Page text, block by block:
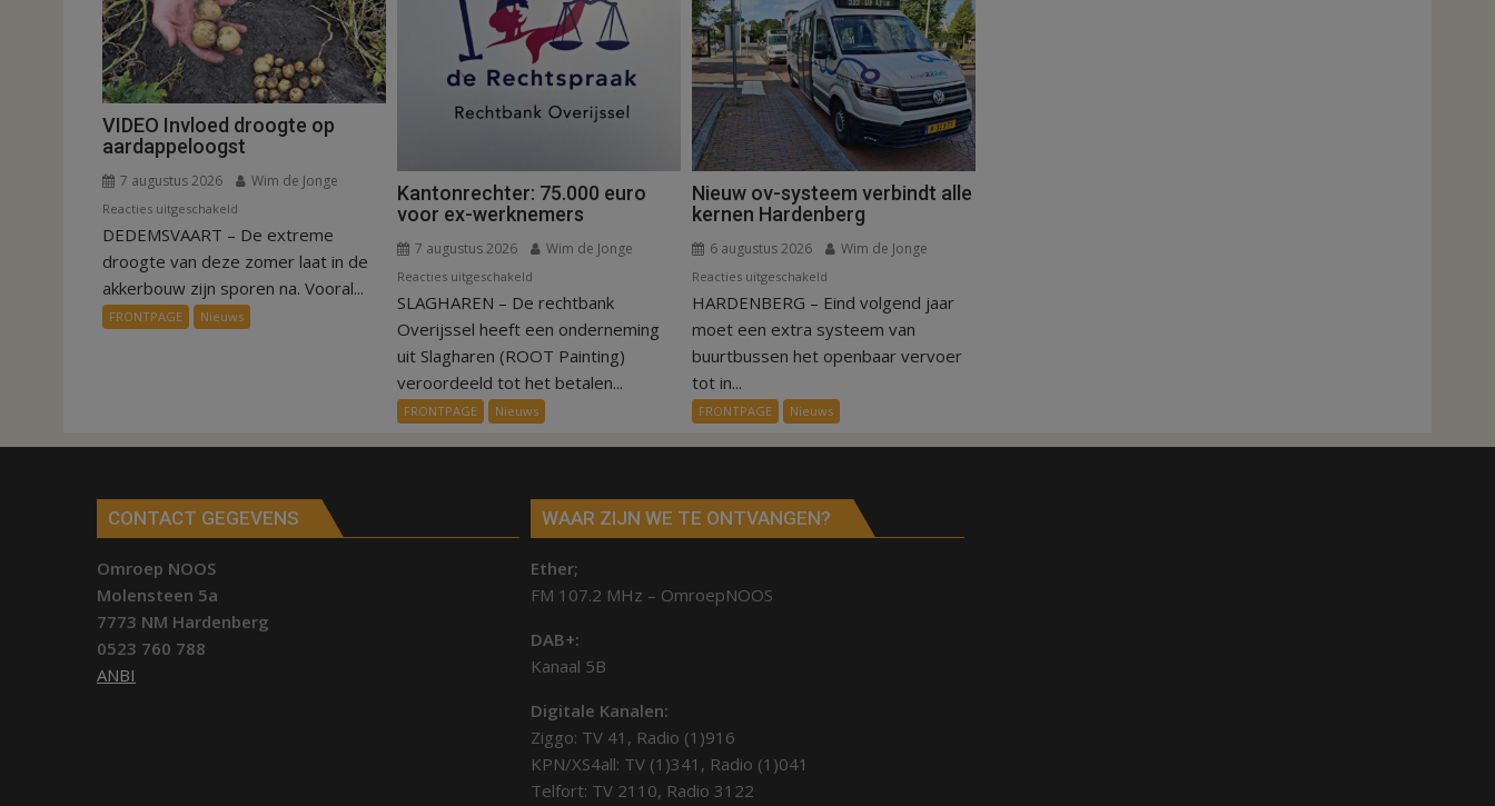
VIDEO Invloed droogte op
aardappeloogst
7 augustus 2026 Wim de Jonge
Reacties uitgeschakeld
VIDEO
Invloed
op
aardappeloogst
DEDEMSVAART – De extreme
droogte van deze zomer laat in de
akkerbouw zijn sporen na. Vooral...
FRONTPAGE Nieuws
Kantonrechter: 75.000 euro
voor ex-werknemers
7 augustus 2026 Wim de Jonge
Reacties uitgeschakeld
Kantonrechter:
75.000
euro
voor
ex-
werknemers
SLAGHAREN – De rechtbank
Overijssel heeft een onderneming
uit Slagharen (ROOT Painting)
veroordeeld tot het betalen...
FRONTPAGE Nieuws
Nieuw ov-systeem verbindt alle
kernen Hardenberg
6 augustus 2026 Wim de Jonge
Reacties uitgeschakeld
Nieuw
ov-
systeem
alle
kernen
Hardenberg
HARDENBERG – Eind volgend jaar
moet een extra systeem van
buurtbussen het openbaar vervoer
tot in...
FRONTPAGE Nieuws
CONTACT GEGEVENS
Omroep NOOS
Molensteen 5a
7773 NM Hardenberg
0523 760 788
ANBI
WAAR ZIJN WE TE ONTVANGEN?
Ether;
FM 107.2 MHz – OmroepNOOS
DAB+:
Kanaal 5B
Digitale Kanalen:
Ziggo: TV 41, Radio (1)916
KPN/XS4all: TV (1)341, Radio (1)041
Telfort: TV 2110, Radio 3122